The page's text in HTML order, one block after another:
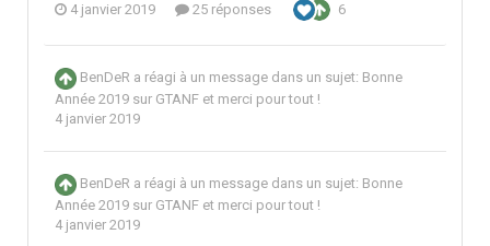
4 janvier 2019 25 réponses 6
BenDeR a réagi à un message dans un sujet: Bonne
Année 2019 sur GTANF et merci pour tout !
4 janvier 2019
BenDeR a réagi à un message dans un sujet: Bonne
Année 2019 sur GTANF et merci pour tout !
4 janvier 2019